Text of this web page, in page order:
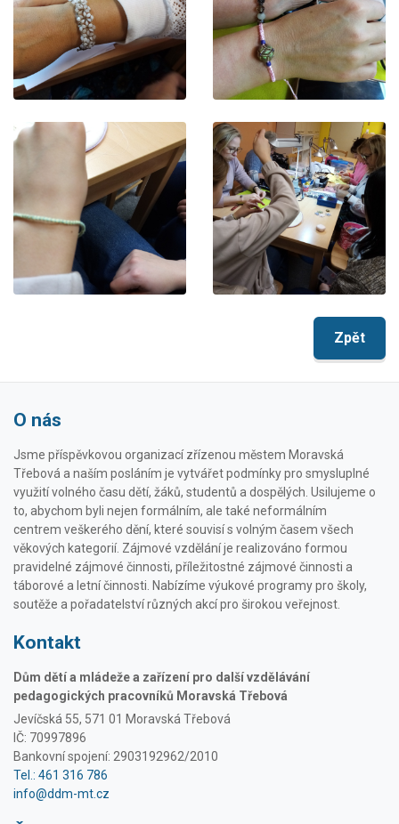
Zpět
O nás
Jsme příspěvkovou organizací zřízenou městem Moravská
Třebová a naším posláním je vytvářet podmínky pro smysluplné
využití volného času dětí, žáků, studentů a dospělých. Usilujeme o
to, abychom byli nejen formálním, ale také neformálním
centrem veškerého dění, které souvisí s volným časem všech
věkových kategorií. Zájmové vzdělání je realizováno formou
pravidelné zájmové činnosti, příležitostné zájmové činnosti a
táborové a letní činnosti. Nabízíme výukové programy pro školy,
soutěže a pořadatelství různých akcí pro širokou veřejnost.
Kontakt
Dům dětí a mládeže a zařízení pro další vzdělávání
pedagogických pracovníků Moravská Třebová
Jevíčská 55, 571 01 Moravská Třebová
IČ: 70997896
Bankovní spojení: 2903192962/2010
Tel.: 461 316 786
info@ddm-mt.cz